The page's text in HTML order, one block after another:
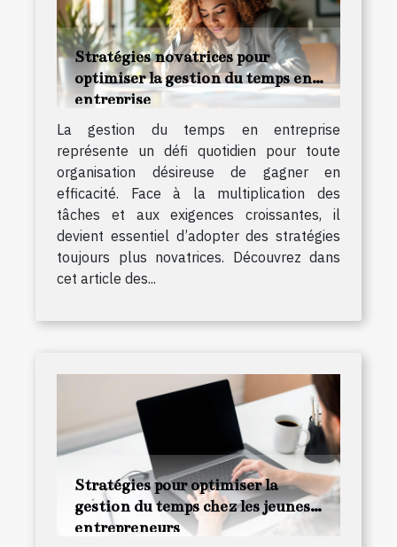
Stratégies novatrices pour
optimiser la gestion du temps en
entreprise
La gestion du temps en entreprise
représente un défi quotidien pour toute
organisation désireuse de gagner en
efficacité. Face à la multiplication des
tâches et aux exigences croissantes, il
devient essentiel d’adopter des stratégies
toujours plus novatrices. Découvrez dans
cet article des...
Stratégies pour optimiser la
gestion du temps chez les jeunes
entrepreneurs